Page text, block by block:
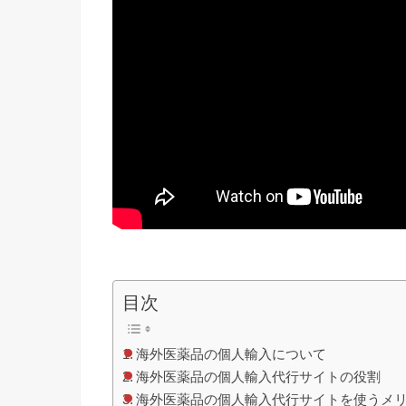
目次
海外医薬品の個人輸入について
海外医薬品の個人輸入代行サイトの役割
海外医薬品の個人輸入代行サイトを使うメ